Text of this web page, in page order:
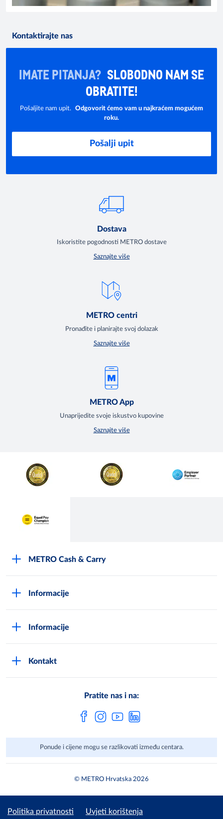
Kontaktirajte nas
IMATE PITANJA? SLOBODNO NAM SE
OBRATITE!
Pošaljite nam upit.
Odgovorit ćemo vam u najkraćem mogućem
roku.
Pošalji upit
Dostava
Iskoristite pogodnosti METRO dostave
Saznajte više
METRO centri
Pronađite i planirajte svoj dolazak
Saznajte više
METRO App
Unaprijedite svoje iskustvo kupovine
Saznajte više
METRO Cash & Carry
DPN zaštita podatak
Informacije
Informacije
Kontakt
Pratite nas i na:
Ponude i cijene mogu se razlikovati između centara.
© METRO Hrvatska 2026
Politika privatnosti Uvjeti korištenja